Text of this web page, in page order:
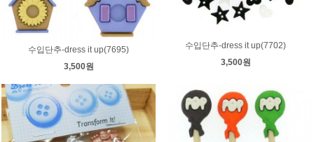
수입단추-dress it up(7695)
3,500원
수입단추-dress it up(7702)
3,500원